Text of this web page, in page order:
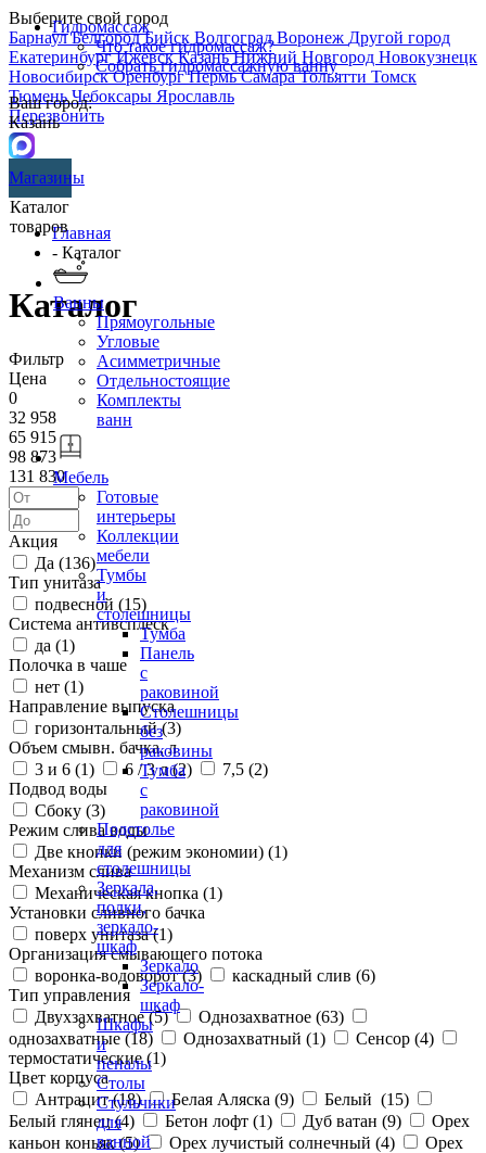
Выберите свой город
БарнаулБелгородБийск ВолгоградВоронеж Другой город
ЕкатеринбургИжевскКазаньНижний Новгород Новокузнецк
НовосибирскОренбургПермьСамараТольятти Томск
ТюменьЧебоксары Ярославль
Перезвонить
Гидромассаж
Что такое гидромассаж?
Собрать гидромассажную ванну
Ваш город:
Казань
Магазины
Каталог
товаров
Ванны
Прямоугольные
Угловые
Асимметричные
Отдельностоящие
Комплекты
ванн
Мебель
Готовые
интерьеры
Коллекции
мебели
Тумбы
и
столешницы
Тумба
Панель
с
раковиной
Столешницы
без
раковины
Тумба
с
раковиной
Подстолье
для
столешницы
Зеркала,
полки,
зеркало-
шкаф
Зеркало
Зеркало-
шкаф
Шкафы
и
пеналы
Столы
Стульчики
для
ванной
Главная
- Каталог
Каталог
Фильтр
Цена
0
32 958
65 915
98 873
131 830
Акция
Да (136)
Тип унитаза
подвесной (15)
Система антивсплеск
да (1)
Полочка в чаше
нет (1)
Направление выпуска
горизонтальный (3)
Объем смывн. бачка, л
3 и 6 (1) 6 / 3 л (2) 7,5 (2)
Подвод воды
Сбоку (3)
Режим слива воды
Две кнопки (режим экономии) (1)
Механизм слива
Механическая кнопка (1)
Установки сливного бачка
поверх унитаза (1)
Организация смывающего потока
воронка-водоворот (3) каскадный слив (6)
Тип управления
Двухзахватное (5) Однозахватное (63)
однозахватные (18) Однозахватный (1) Сенсор (4)
термостатические (1)
Цвет корпуса
Антрацит (18) Белая Аляска (9) Белый (15)
Белый глянец (4) Бетон лофт (1) Дуб ватан (9)
Орех
каньон коньяк (5) Орех лучистый солнечный (4)
Орех